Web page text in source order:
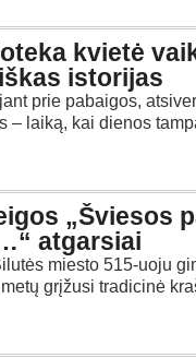
kvietė
istorijas
prie pabaigos,
– laiką, kai dienos
„Šviesos
atgarsiai
miesto 515-uoju
grįžusi tradicinė